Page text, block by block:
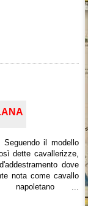
il modello
dette cavallerizze,
dove
nota come cavallo
...